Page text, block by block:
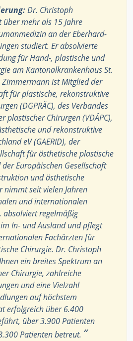
Dr. Christoph
mehr als 15 Jahre
an der Eberhard-
studiert. Er absolvierte
für Hand-, plastische und
am Kantonalkrankenhaus St.
Zimmermann ist Mitglied der
für plastische, rekonstruktive
(DGPRÄC), des Verbandes
plastischer Chirurgen (VDÄPC),
und rekonstruktive
eV (GAERID), der
für ästhetische plastische
der Europäischen Gesellschaft
und ästhetische
nimmt seit vielen Jahren
und internationalen
absolviert regelmäßig
In- und Ausland und pflegt
Fachärzten für
Chirurgie. Dr. Christoph
ein breites Spektrum an
Chirurgie, zahlreiche
und eine Vielzahl
auf höchstem
erfolgreich über 6.400
über 3.900 Patienten
Patienten betreut. ”